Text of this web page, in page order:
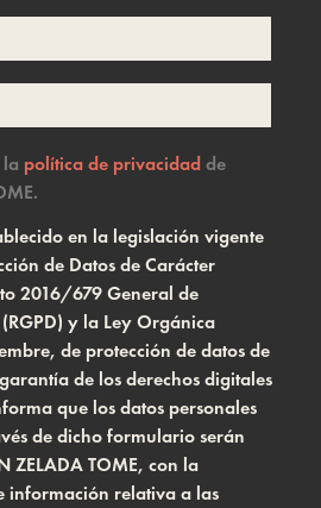
política de privacidadde
en la legislación vigente
de Datos de Carácter
2016/679 General de
y la Ley Orgánica
de protección de datos de
de los derechos digitales
que los datos personales
de dicho formulario serán
ZELADA TOME, con la
información relativa a las